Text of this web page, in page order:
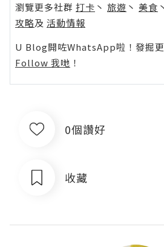
瀏覽更多社群 打卡 丶 旅遊 丶 美食 丶
攻略及 活動情報
U Blog開咗WhatsApp啦！發掘更
Follow 我哋 ！
0個讚好
收藏